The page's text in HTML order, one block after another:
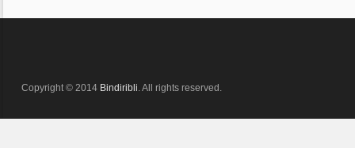
Copyright © 2014 Bindiribli. All rights reserved.